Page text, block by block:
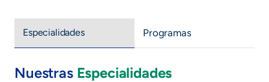
Especialidades Programas
Nuestras Especialidades